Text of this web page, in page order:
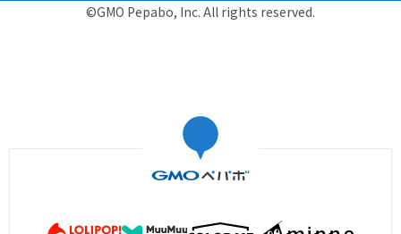
©GMO Pepabo, Inc. All rights reserved.